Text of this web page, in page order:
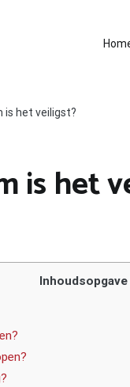
is het veiligst?
is het
Inhoudsopgave